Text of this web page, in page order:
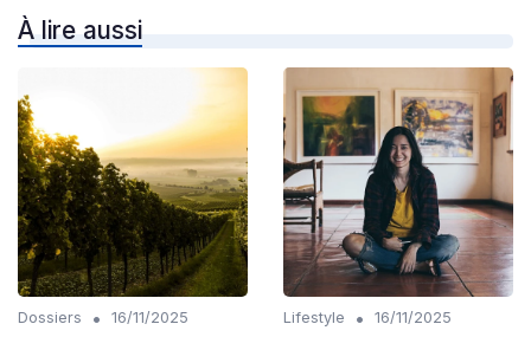
À lire aussi
Dossiers •
16/11/2025
Lifestyle •
16/11/2025